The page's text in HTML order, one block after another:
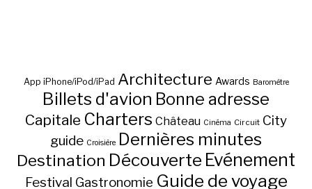
App iPhone/iPod/iPad Architecture Awards Baromètre
Billets d'avion Bonne adresse
Capitale Charters Château Cinéma Circuit City
guide Croisière Dernières minutes
Destination Découverte Evénement
Festival Gastronomie Guide de voyage